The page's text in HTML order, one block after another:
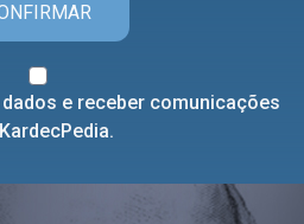
e receber comunicações